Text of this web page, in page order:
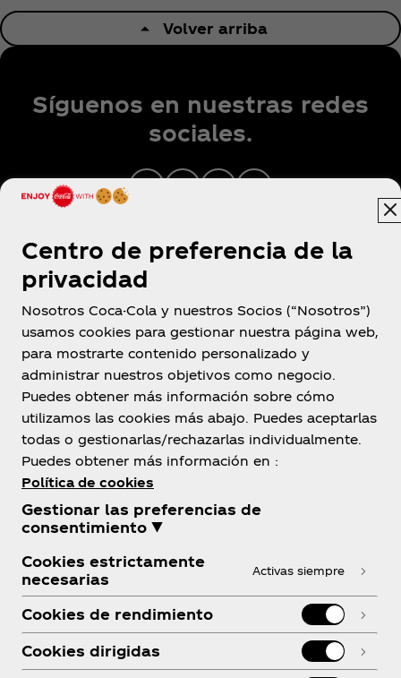
Volver arriba
Síguenos en nuestras redes
sociales.
México
Sobre nosotros
¿Necesitas ayuda?
Legal
Centro de preferencia de la
privacidad
Nosotros Coca-Cola y nuestros Socios (“Nosotros”)
usamos cookies para gestionar nuestra página web,
para mostrarte contenido personalizado y
administrar nuestros objetivos como negocio.
Puedes obtener más información sobre cómo
utilizamos las cookies más abajo. Puedes aceptarlas
todas o gestionarlas/rechazarlas individualmente.
Puedes obtener más información en :
Política de cookies
Gestionar las preferencias de
consentimiento ▼
Cookies estrictamente
necesarias
Activas siempre
Cookies de rendimiento
Cookies dirigidas